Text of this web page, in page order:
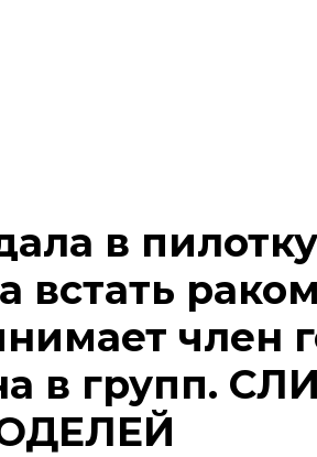
в пилотку
встать
член
в групп.